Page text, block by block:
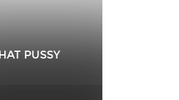
PUSSY